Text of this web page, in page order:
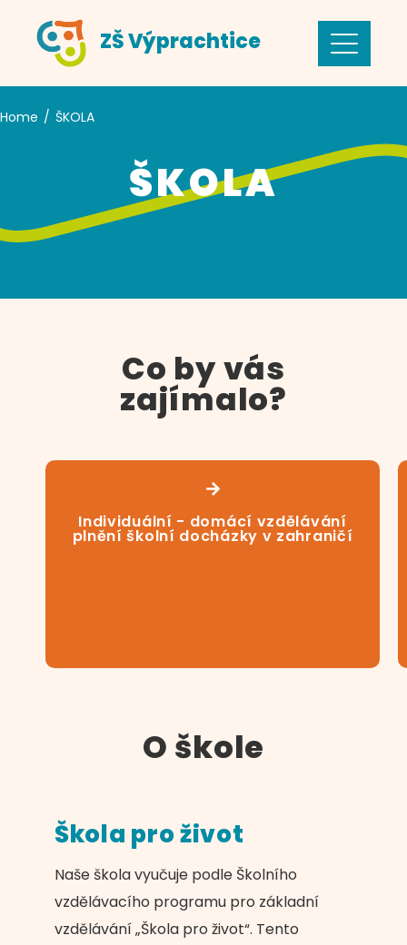
ZŠ Výprachtice
ŠKOLA
Home ŠKOLA
Co by vás
zajímalo?
Individuální - domácí vzdělávání
plnění školní docházky v zahraničí
O škole
Škola pro život
Naše škola vyučuje podle Školního
vzdělávacího programu pro základní
vzdělávání „Škola pro život“. Tento